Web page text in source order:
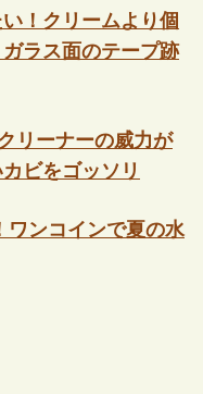
！クリームより個
ラス面のテープ跡
リーナーの威力が
ビをゴッソリ
ワンコインで夏の水